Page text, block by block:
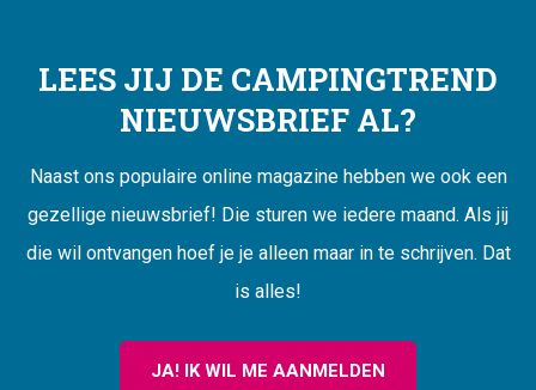
LEES JIJ DE CAMPINGTREND
NIEUWSBRIEF AL?
Naast ons populaire online magazine hebben we ook een
gezellige nieuwsbrief! Die sturen we iedere maand. Als jij
die wil ontvangen hoef je je alleen maar in te schrijven. Dat
is alles!
JA! IK WIL ME AANMELDEN